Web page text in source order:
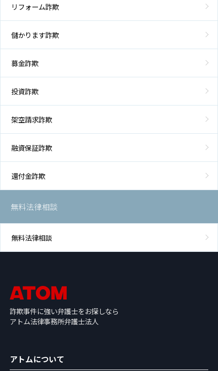
リフォーム詐欺
儲かります詐欺
募金詐欺
投資詐欺
架空請求詐欺
融資保証詐欺
還付金詐欺
無料法律相談
無料法律相談
詐欺事件に強い弁護士をお探しなら
アトム法律事務所弁護士法人
アトムについて